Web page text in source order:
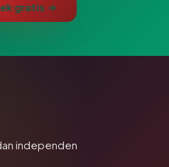
gratis →
independen